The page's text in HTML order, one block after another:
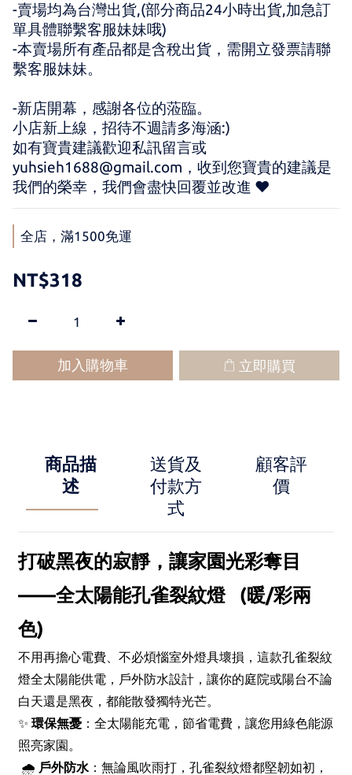
-賣場均為台灣出貨,(部分商品24小時出貨,加急訂
單具體聯繫客服妹妹哦)
-本賣場所有產品都是含稅出貨，需開立發票請聯
繫客服妹妹。
-新店開幕，感謝各位的蒞臨。
小店新上線，招待不週請多海涵:)
如有寶貴建議歡迎私訊留言或
yuhsieh1688@gmail.com，收到您寶貴的建議是
我們的榮幸，我們會盡快回覆並改進 ♥
全店，滿1500免運
NT$318
加入購物車 立即購買
商品描
述
送貨及
付款方
式
顧客評
價
打破黑夜的寂靜，讓家園光彩奪目
——全太陽能孔雀裂紋燈 (暖/彩兩
色)
不用再擔心電費、不必煩惱室外燈具壞損，這款孔雀裂紋
燈全太陽能供電，戶外防水設計，讓你的庭院或陽台不論
白天還是黑夜，都能散發獨特光芒。
✨ 環保無憂 ：全太陽能充電，節省電費，讓您用綠色能源
照亮家園。
🌧 戶外防水 ：無論風吹雨打，孔雀裂紋燈都堅韌如初，